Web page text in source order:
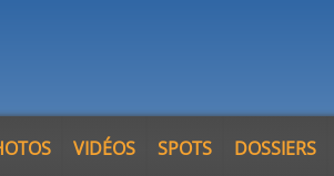
VIDÉOS SPOTS DOSSIERS